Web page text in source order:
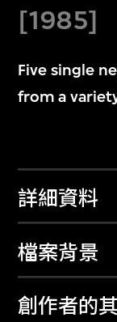
[1985]
Five single
from a
詳細資料
檔案背景
創作者的